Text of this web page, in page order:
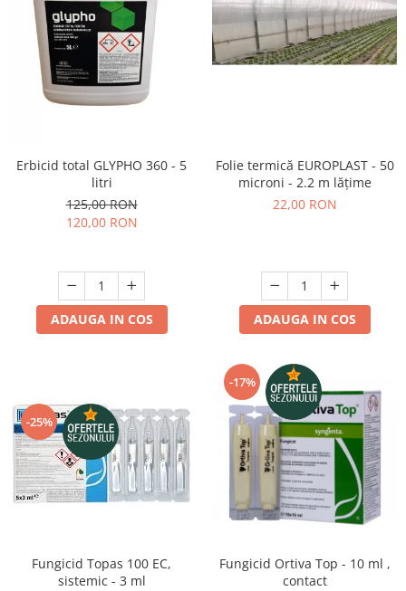
Erbicid total GLYPHO 360 - 5
litri
125,00 RON
120,00 RON
ADAUGA IN COS
Folie termică EUROPLAST - 50
microni - 2.2 m lățime
22,00 RON
ADAUGA IN COS
-25%
Fungicid Topas 100 EC,
sistemic - 3 ml
-17%
Fungicid Ortiva Top - 10 ml ,
contact